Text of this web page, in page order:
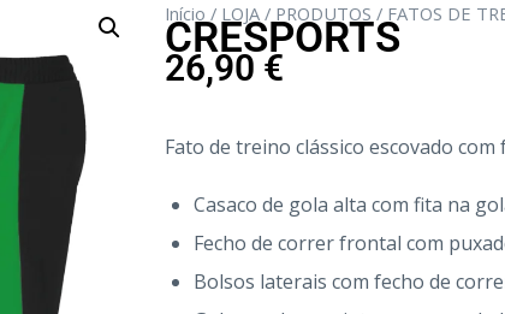
Início / LOJA / PRODUTOS / FATOS DE
CRESPORTS
26,90 €
Fato de treino clássico escovado
Casaco de gola alta com fita na
Fecho de correr frontal com
Bolsos laterais com fecho de